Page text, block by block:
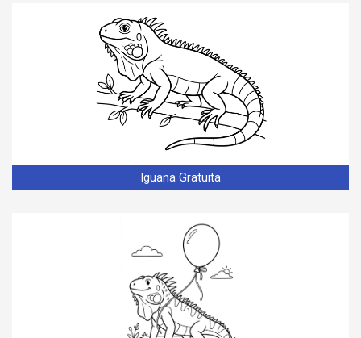
Iguana Gratuita